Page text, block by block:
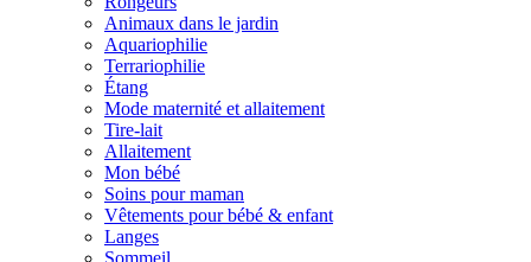
Animaux dans le jardin
Aquariophilie
Terrariophilie
Étang
Mode maternité et allaitement
Tire-lait
Allaitement
Mon bébé
Soins pour maman
Vêtements pour bébé & enfant
Langes
Sommeil